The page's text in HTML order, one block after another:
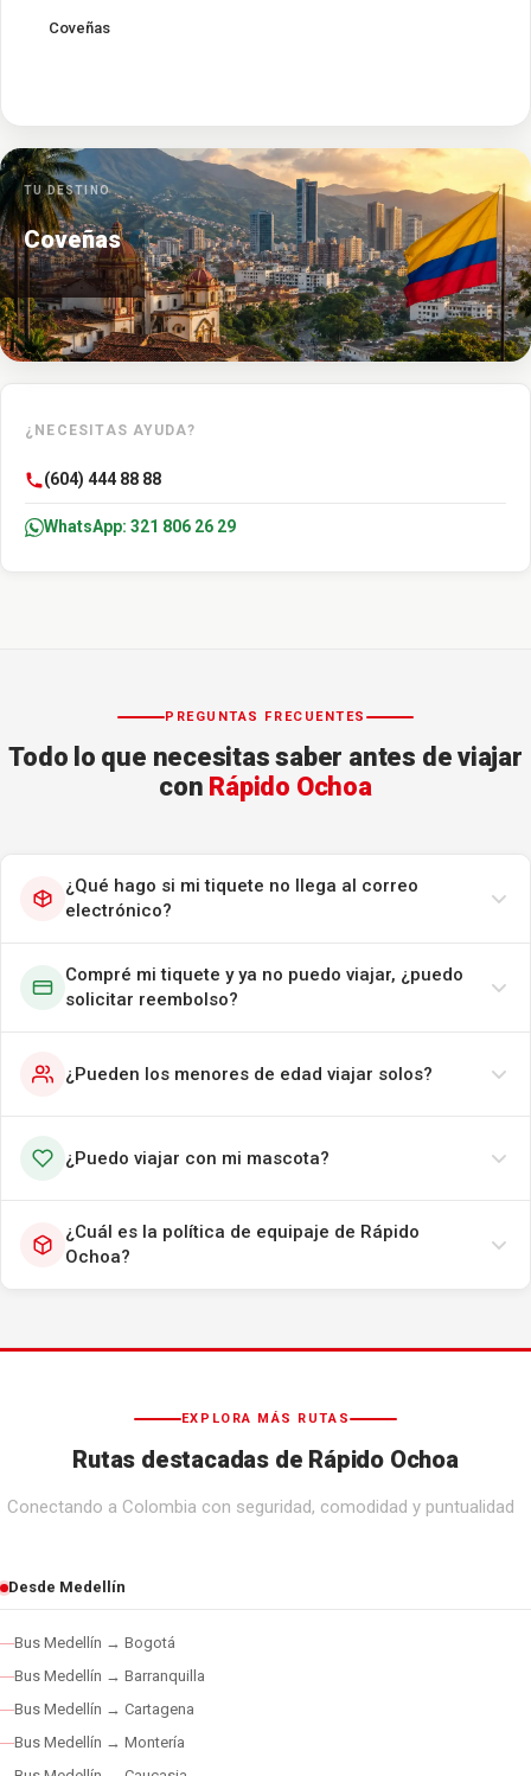
Coveñas
TU DESTINO
Coveñas
¿NECESITAS AYUDA?
(604) 444 88 88
WhatsApp: 321 806 26 29
PREGUNTAS FRECUENTES
Todo lo que necesitas saber antes de viajar
con Rápido Ochoa
¿Qué hago si mi tiquete no llega al correo
electrónico?
Compré mi tiquete y ya no puedo viajar, ¿puedo
solicitar reembolso?
¿Pueden los menores de edad viajar solos?
¿Puedo viajar con mi mascota?
¿Cuál es la política de equipaje de Rápido
Ochoa?
EXPLORA MÁS RUTAS
Rutas destacadas de Rápido Ochoa
Conectando a Colombia con seguridad, comodidad y puntualidad
Desde Medellín
Bus Medellín → Bogotá
Bus Medellín → Barranquilla
Bus Medellín → Cartagena
Bus Medellín → Montería